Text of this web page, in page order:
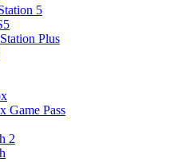
5
Plus
Game Pass
2